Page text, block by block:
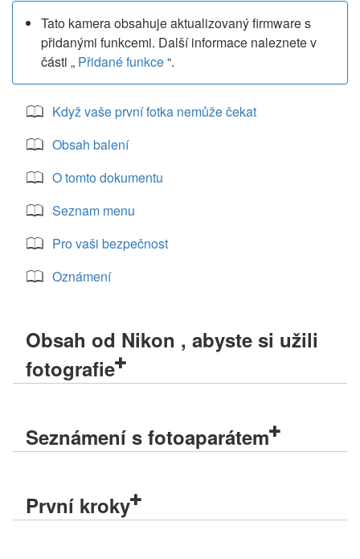
Tato kamera obsahuje aktualizovaný firmware s
přidanými funkcemi. Další informace naleznete v
části „ Přidané funkce“.
Když vaše první fotka nemůže čekat
Obsah balení
O tomto dokumentu
Seznam menu
Pro vaši bezpečnost
Oznámení
Obsah od Nikon , abyste si užili
fotografie
Seznámení s fotoaparátem
První kroky